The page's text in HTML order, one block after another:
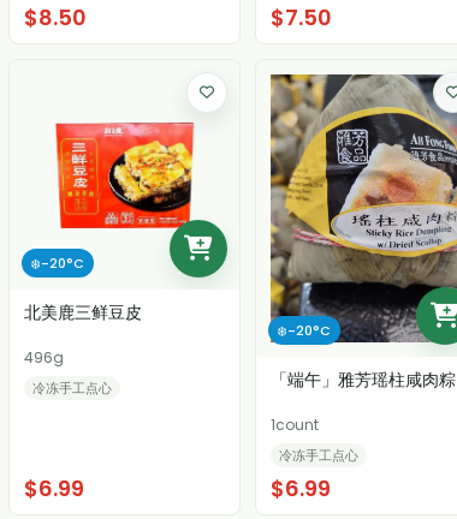
$8.50 $7.50
❄️-20°C
北美鹿三鲜豆皮
496g
冷冻手工点心
$6.99
❄️-20°C
「端午」雅芳瑶柱咸肉粽
1count
冷冻手工点心
$6.99